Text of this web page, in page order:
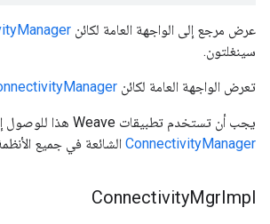
عرض مرجع إلى الواجهة العامة لكائن
سينغلتون.
تعرض الواجهة العامة لكائن
يجب أن تستخدم تطبيقات Weave هذا للوصول إلى ميزات كائن
ConnectivityManager الشائعة في جميع
ConnectivityMgrImpl